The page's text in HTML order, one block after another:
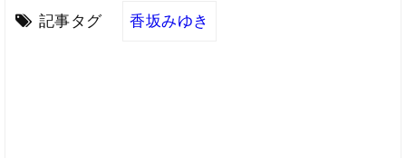
記事タグ 香坂みゆき